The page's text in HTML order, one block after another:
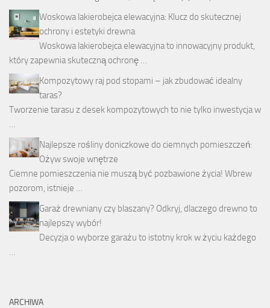
Woskowa lakierobejca elewacyjna: Klucz do skutecznej
ochrony i estetyki drewna
Woskowa lakierobejca elewacyjna to innowacyjny produkt,
który zapewnia skuteczną ochronę …
Kompozytowy raj pod stopami – jak zbudować idealny
taras?
Tworzenie tarasu z desek kompozytowych to nie tylko inwestycja w
Najlepsze rośliny doniczkowe do ciemnych pomieszczeń:
Ożyw swoje wnętrze
Ciemne pomieszczenia nie muszą być pozbawione życia! Wbrew
pozorom, istnieje …
Garaż drewniany czy blaszany? Odkryj, dlaczego drewno to
najlepszy wybór!
Decyzja o wyborze garażu to istotny krok w życiu każdego
ARCHIWA